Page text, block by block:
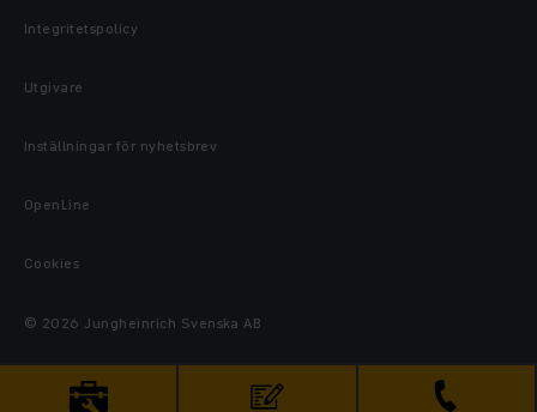
Integritetspolicy
Utgivare
Inställningar för nyhetsbrev
OpenLine
Cookies
© 2026 Jungheinrich Svenska AB